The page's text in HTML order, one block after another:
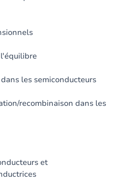
les semiconducteurs
recombinaison dans les
et